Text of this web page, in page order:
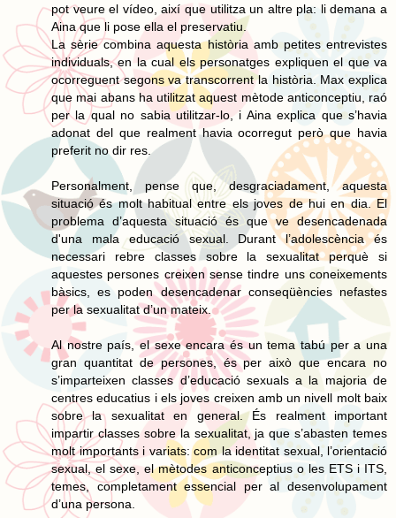
pot veure el vídeo, així que utilitza un altre pla: li demana a
Aina que li pose ella el preservatiu.
La sèrie combina aquesta història amb petites entrevistes
individuals, en la cual els personatges expliquen el que va
ocorreguent segons va transcorrent la història. Max explica
que mai abans ha utilitzat aquest mètode anticonceptiu, raó
per la qual no sabia utilitzar-lo, i Aina explica que s’havia
adonat del que realment havia ocorregut però que havia
preferit no dir res.
Personalment, pense que, desgraciadament, aquesta
situació és molt habitual entre els joves de hui en dia. El
problema d’aquesta situació és que ve desencadenada
d'una mala educació sexual. Durant l’adolescència és
necessari rebre classes sobre la sexualitat perquè si
aquestes persones creixen sense tindre uns coneixements
bàsics, es poden desencadenar conseqüències nefastes
per la sexualitat d’un mateix.
Al nostre país, el sexe encara és un tema tabú per a una
gran quantitat de persones, és per això que encara no
s’imparteixen classes d’educació sexuals a la majoria de
centres educatius i els joves creixen amb un nivell molt baix
sobre la sexualitat en general. És realment important
impartir classes sobre la sexualitat, ja que s’abasten temes
molt importants i variats: com la identitat sexual, l’orientació
sexual, el sexe, el mètodes anticonceptius o les ETS i ITS,
temes, completament essencial per al desenvolupament
d’una persona.